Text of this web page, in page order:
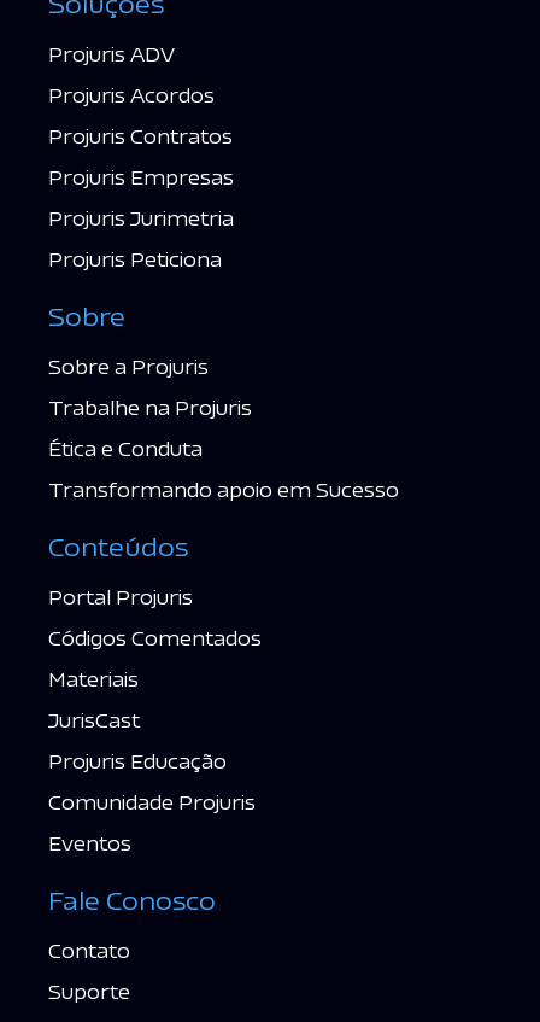
Projuris ADV
Projuris Acordos
Projuris Contratos
Projuris Empresas
Projuris Jurimetria
Projuris Peticiona
Sobre
Sobre a Projuris
Trabalhe na Projuris
Ética e Conduta
Transformando apoio em Sucesso
Conteúdos
Portal Projuris
Códigos Comentados
Materiais
JurisCast
Projuris Educação
Comunidade Projuris
Eventos
Fale Conosco
Contato
Suporte